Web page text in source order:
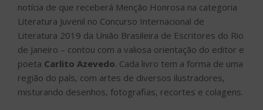
notícia de que receberá Menção Honrosa na categoria
Literatura Juvenil no Concurso Internacional de
Literatura 2019 da União Brasileira de Escritores do Rio
de Janeiro – contou com a valiosa orientação do editor e
poeta Carlito Azevedo. Cada livro tem a forma de uma
região do país, com artes de diversos ilustradores,
misturando desenhos, fotografias, recortes e colagens.